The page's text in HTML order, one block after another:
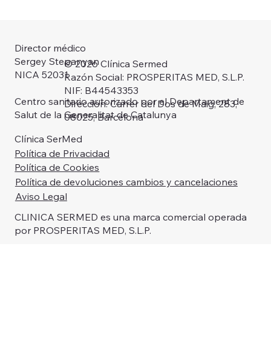
Director médico
Sergey Stepanyan
NICA 52031
Centro sanitario autorizado por el Departament de
Salut de la Generalitat de Catalunya
© 2026 Clínica Sermed
Razón Social: PROSPERITAS MED, S.L.P.
NIF: B44543353
Dirección: Carrer del Dos de Maig, 283,
08025, Barcelona
Clínica SerMed
Política de Privacidad
Aviso Legal
Política de Cookies
Política de devoluciones cambios y cancelaciones
CLINICA SERMED es una marca comercial operada
por PROSPERITAS MED, S.L.P.